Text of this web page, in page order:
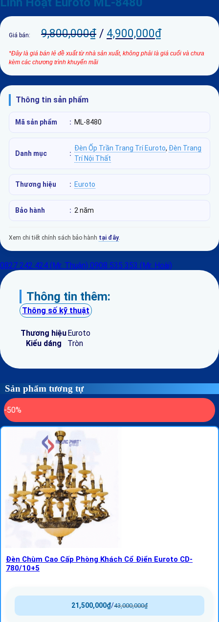
Giá bán: 9,800,000₫ / 4,900,000₫
*Đây là giá bán lẻ đề xuất từ nhà sản xuất, không phải là giá cuối và chưa
kèm các chương trình khuyến mãi
Thông tin sản phẩm
Mã sản phẩm : ML-8480
Danh mục :
Đèn Ốp Trần Trang Trí Euroto, Đèn Trang
Trí Nội Thất
Thương hiệu : Euroto
Bảo hành : 2 năm
Xem chi tiết chính sách bảo hành tại đây.
0827 242 424 (Mr. Thuận) 0908 535 353 (Mr. Hoài)
Thông tin thêm:
Thông số kỹ thuật
Thương hiệuEuroto
Kiểu dáng
Tròn
Sản phẩm tương tự
-50%
Đèn Chùm Cao Cấp Phòng Khách Cổ Điển Euroto CD-
780/10+5
43,000,000₫
/
21,500,000₫